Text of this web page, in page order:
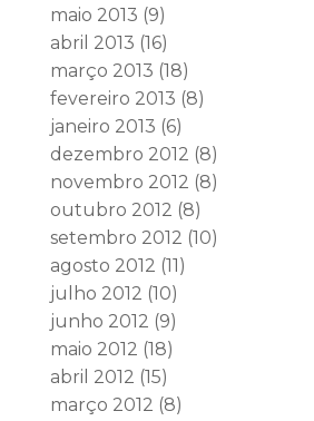
maio 2013 (9)
abril 2013 (16)
março 2013 (18)
fevereiro 2013 (8)
janeiro 2013 (6)
dezembro 2012 (8)
novembro 2012 (8)
outubro 2012 (8)
setembro 2012 (10)
agosto 2012 (11)
julho 2012 (10)
junho 2012 (9)
maio 2012 (18)
abril 2012 (15)
março 2012 (8)